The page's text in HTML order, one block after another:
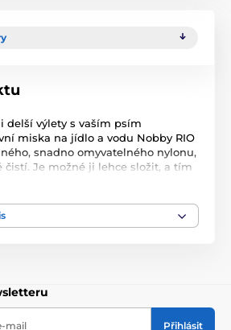
delší výlety s vaším psím
miska na jídlo a vodu Nobby RIO
snadno omyvatelného nylonu,
čistí. Je možné ji lehce složit, a tím
mail Přihlásit